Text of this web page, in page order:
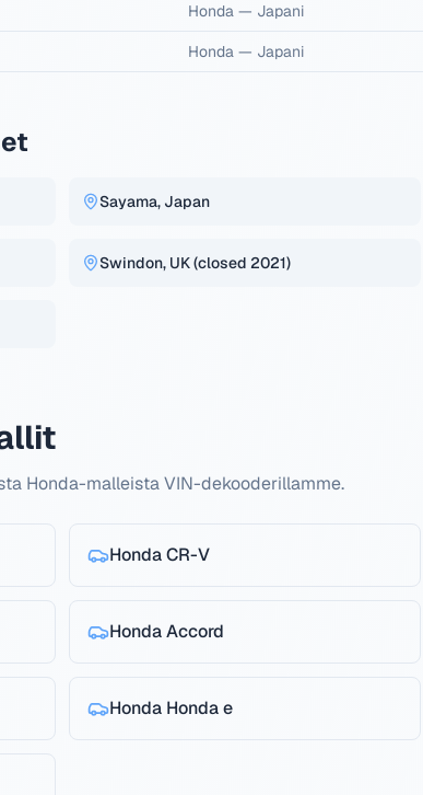
Honda — Japani
Honda — Japani
Sayama, Japan
Swindon, UK (closed 2021)
Honda-malleista VIN-dekooderillamme.
Honda CR-V
Honda Accord
Honda Honda e